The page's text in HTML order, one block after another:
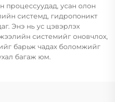
процессуудад, усан олон
системд, гидропоникт
Энэ нь ус цэвэрлэх
системийг оновчлох,
барьж чадах боломжийг
багаж юм.